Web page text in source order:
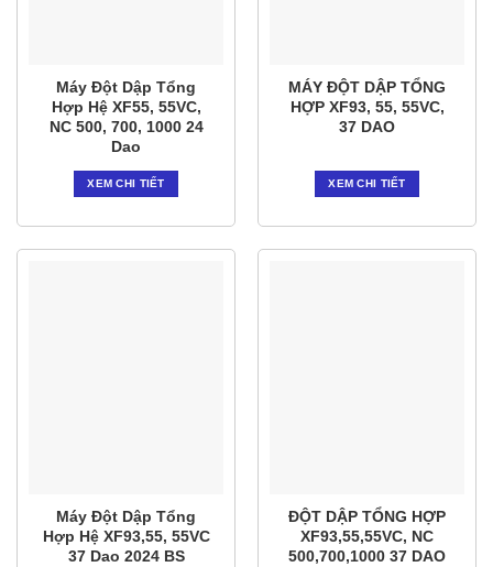
Máy Đột Dập Tổng
Hợp Hệ XF55, 55VC,
NC 500, 700, 1000 24
Dao
XEM CHI TIẾT
MÁY ĐỘT DẬP TỔNG
HỢP XF93, 55, 55VC,
37 DAO
XEM CHI TIẾT
Máy Đột Dập Tổng
Hợp Hệ XF93,55, 55VC
37 Dao 2024 BS
ĐỘT DẬP TỔNG HỢP
XF93,55,55VC, NC
500,700,1000 37 DAO